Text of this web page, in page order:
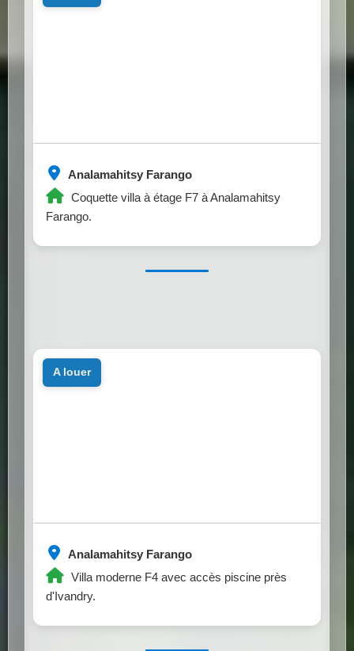
Analamahitsy Farango
Coquette villa à étage F7 à Analamahitsy
Farango.
Analamahitsy Farango
Villa moderne F4 avec accès piscine près
d'Ivandry.
a louer